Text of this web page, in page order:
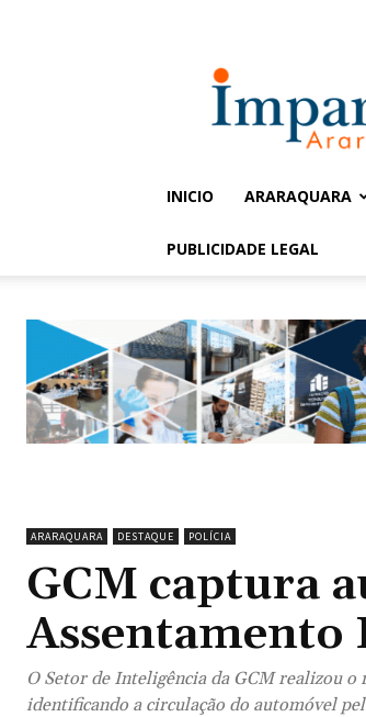
INICIO ARARAQUARA
PUBLICIDADE LEGAL
ARARAQUARA DESTAQUE POLÍCIA
GCM captura
Assentamento
O Setor de Inteligência da GCM realizou
identificando a circulação do automóvel